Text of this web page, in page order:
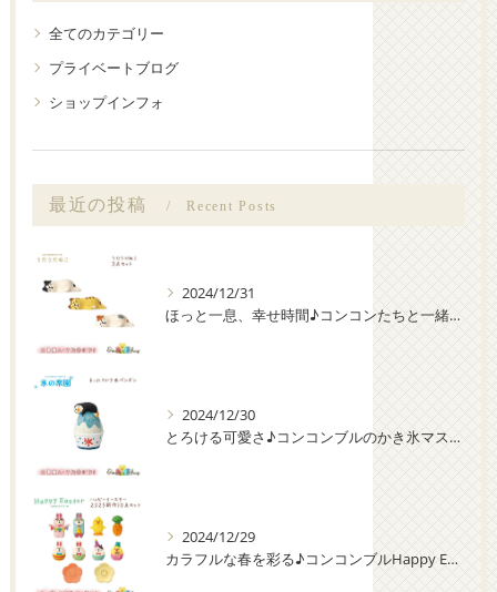
全てのカテゴリー
プライベートブログ
ショップインフォ
最近の投稿 Recent Posts
2024/12/31
ほっと一息、幸せ時間♪コンコンたちと一緒にまったりしよう
2024/12/30
とろける可愛さ♪コンコンブルのかき氷マスコット大集合！
2024/12/29
カラフルな春を彩る♪コンコンブルHappy Easter 新作10点セット